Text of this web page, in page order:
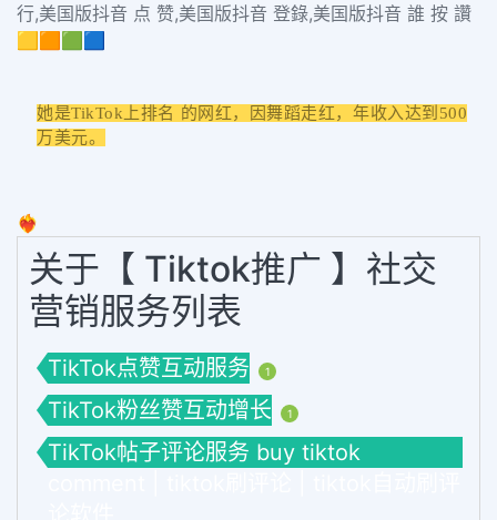
行,美国版抖音 点 赞,美国版抖音 登錄,美国版抖音 誰 按 讚
🟨🟧🟩🟦
她是TikTok上排名 的网红，因舞蹈走红，年收入达到500
万美元。
❤️‍🔥
关于【 Tiktok推广 】社交
营销服务列表
TikTok点赞互动服务 1
TikTok粉丝赞互动增长 1
TikTok帖子评论服务 buy tiktok